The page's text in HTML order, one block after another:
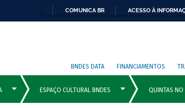
COMUNICA BR ACESSO À
BNDES DATA FINANCIAMENTOS